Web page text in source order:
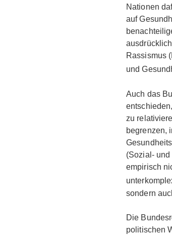
Nationen
auf
Rassismus
und
Auch das
zu
begrenzen,
(Sozial- und
empirisch
sondern
Die
politischen